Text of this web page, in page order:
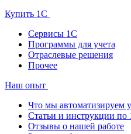
Купить 1С
Сервисы 1С
Программы для учета
Отраслевые решения
Прочее
Наш опыт
Что мы автоматизируем
Статьи и инструкции по
Отзывы о нашей работе